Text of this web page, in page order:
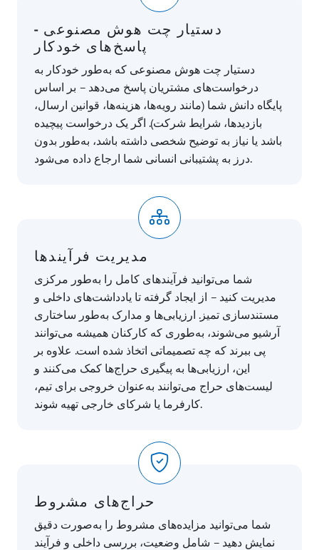
دستیار چت هوش مصنوعی -
پاسخ‌های خودکار
دستیار چت هوش مصنوعی که به‌طور خودکار به
درخواست‌های مشتریان پاسخ می‌دهد – بر اساس
پایگاه دانش شما (مانند رویه‌ها، هزینه‌ها، قوانین ارسال،
بازدیدها، شرایط شرکت). اگر یک درخواست پیچیده
باشد یا نیاز به توضیح شخصی داشته باشد، به‌طور بدون
درز به پشتیبانی انسانی شما ارجاع داده می‌شود.
مدیریت فرآیند‌ها
شما می‌توانید فرآیندهای کامل را به‌طور مرکزی
مدیریت کنید – از ایجاد گرفته تا یادداشت‌های داخلی و
مستندسازی تمیز. ارزیابی‌ها و مدارک به‌طور ساختاری
آرشیو می‌شوند، به‌طوری که کارکنان همیشه می‌توانند
پی ببرند که چه تصمیماتی اتخاذ شده است. علاوه بر
این، ارزیابی‌ها به پیگیری حراج‌ها کمک می‌کنند و
لیست‌های حراج می‌توانند به‌عنوان خروجی برای تیم،
کارفرما یا شرکای خارجی تهیه شوند.
حراج‌های مشروط
شما می‌توانید مزایده‌های مشروط را به‌صورت دقیق
نمایش دهید – شامل وضعیت، بررسی داخلی و فرآیند